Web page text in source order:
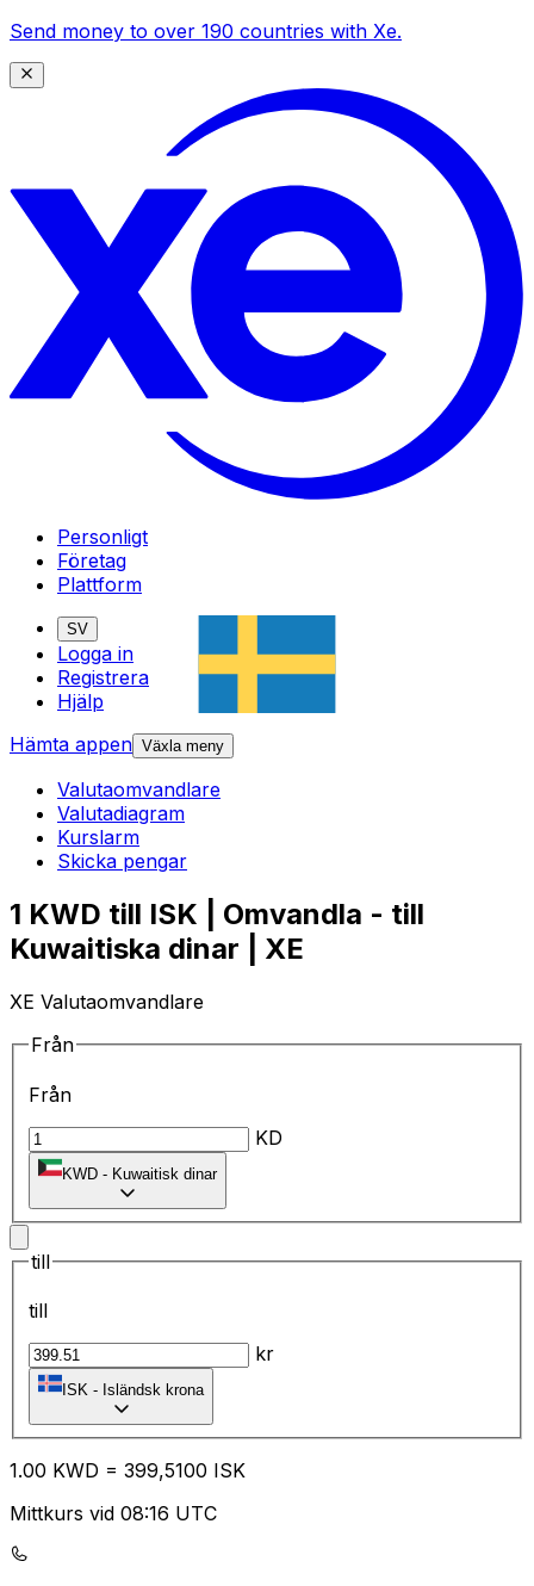
Send money to over 190 countries with Xe.
Personligt
Företag
Plattform
SV
Logga in
Registrera
Hjälp
Hämta appen Växla meny
Valutaomvandlare
Valutadiagram
Kurslarm
Skicka pengar
1 KWD till ISK | Omvandla - till
Kuwaitiska dinar | XE
XE Valutaomvandlare
Från
Från
KD
KWD - Kuwaitisk dinar
till
till
kr
ISK - Isländsk krona
1.00 KWD = 399,5100 ISK
Mittkurs vid 08:16 UTC